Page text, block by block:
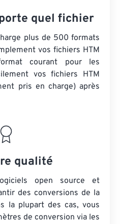
quel fichier
plus de 500 formats
vos fichiers HTM
courant pour les
vos fichiers HTM
pris en charge) après
qualité
open source et
des conversions de la
la plupart des cas, vous
de conversion via les